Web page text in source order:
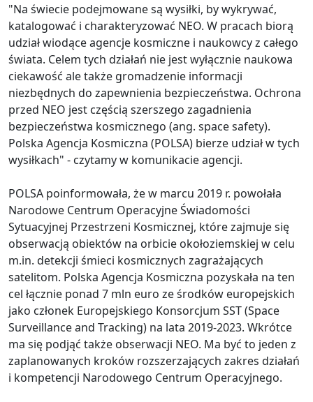
"Na świecie podejmowane są wysiłki, by wykrywać,
katalogować i charakteryzować NEO. W pracach biorą
udział wiodące agencje kosmiczne i naukowcy z całego
świata. Celem tych działań nie jest wyłącznie naukowa
ciekawość ale także gromadzenie informacji
niezbędnych do zapewnienia bezpieczeństwa. Ochrona
przed NEO jest częścią szerszego zagadnienia
bezpieczeństwa kosmicznego (ang. space safety).
Polska Agencja Kosmiczna (POLSA) bierze udział w tych
wysiłkach" - czytamy w komunikacie agencji.
POLSA poinformowała, że w marcu 2019 r. powołała
Narodowe Centrum Operacyjne Świadomości
Sytuacyjnej Przestrzeni Kosmicznej, które zajmuje się
obserwacją obiektów na orbicie okołoziemskiej w celu
m.in. detekcji śmieci kosmicznych zagrażających
satelitom. Polska Agencja Kosmiczna pozyskała na ten
cel łącznie ponad 7 mln euro ze środków europejskich
jako członek Europejskiego Konsorcjum SST (Space
Surveillance and Tracking) na lata 2019-2023. Wkrótce
ma się podjąć także obserwacji NEO. Ma być to jeden z
zaplanowanych kroków rozszerzających zakres działań
i kompetencji Narodowego Centrum Operacyjnego.